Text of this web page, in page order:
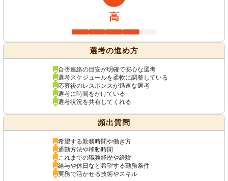
高
選考の進め方
合否連絡の目安が明確で安心な選考
選考スケジュールを柔軟に調整している
応募後のレスポンスが迅速な選考
選考に時間をかけている
選考状況を共有してくれる
頻出質問
希望する勤務時間や働き方
通勤方法や移動時間
これまでの職務経歴や経験
給与や休日など希望する勤務条件
実務で活かせる技術やスキル